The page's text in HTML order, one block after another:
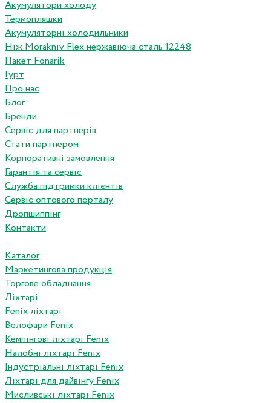
Акумулятори холоду
Термопляшки
Акумуляторні холодильники
Ніж Morakniv Flex нержавіюча сталь 12248
Пакет Fonarik
Гурт
Про нас
Блог
Бренди
Сервіс для партнерів
Стати партнером
Корпоративні замовлення
Гарантія та сервіс
Служба підтримки клієнтів
Сервіс оптового порталу
Дропшиппінг
Контакти
...
Каталог
Маркетингова продукція
Торгове обладнання
Ліхтарі
Fenix ліхтарі
Велофари Fenix
Кемпінгові ліхтарі Fenix
Налобні ліхтарі Fenix
Індустріальні ліхтарі Fenix
Ліхтарі для дайвінгу Fenix
Мисливські ліхтарі Fenix